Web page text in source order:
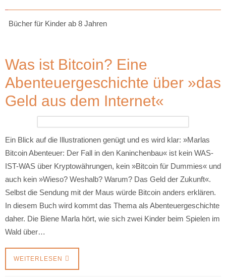
Bücher für Kinder ab 8 Jahren
Was ist Bitcoin? Eine
Abenteuergeschichte über »das
Geld aus dem Internet«
Ein Blick auf die Illustrationen genügt und es wird klar: »Marlas
Bitcoin Abenteuer: Der Fall in den Kaninchenbau« ist kein WAS-
IST-WAS über Kryptowährungen, kein »Bitcoin für Dummies« und
auch kein »Wieso? Weshalb? Warum? Das Geld der Zukunft«.
Selbst die Sendung mit der Maus würde Bitcoin anders erklären.
In diesem Buch wird kommt das Thema als Abenteuergeschichte
daher. Die Biene Marla hört, wie sich zwei Kinder beim Spielen im
Wald über…
WEITERLESEN